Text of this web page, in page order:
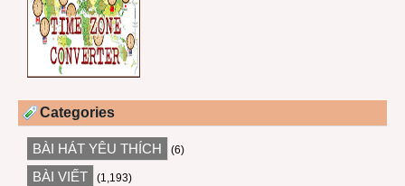
Categories
BÀI HÁT YÊU THÍCH (6)
BÀI VIẾT (1,193)